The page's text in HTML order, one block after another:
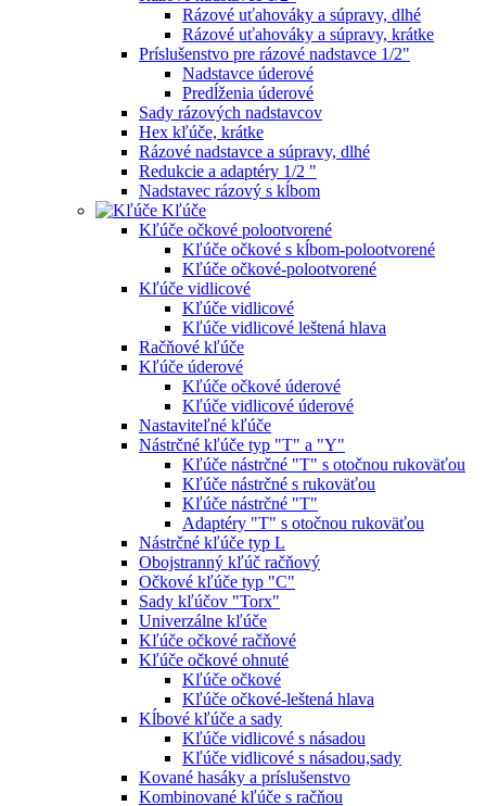
Rázové uťahováky a súpravy, dlhé
Rázové uťahováky a súpravy, krátke
Príslušenstvo pre rázové nadstavce 1/2"
Nadstavce úderové
Predĺženia úderové
Sady rázových nadstavcov
Hex kľúče, krátke
Rázové nadstavce a súpravy, dlhé
Redukcie a adaptéry 1/2 "
Nadstavec rázový s kĺbom
Kľúče
Kľúče očkové polootvorené
Kľúče očkové s kĺbom-polootvorené
Kľúče očkové-polootvorené
Kľúče vidlicové
Kľúče vidlicové
Kľúče vidlicové leštená hlava
Račňové kľúče
Kľúče úderové
Kľúče očkové úderové
Kľúče vidlicové úderové
Nastaviteľné kľúče
Nástrčné kľúče typ "T" a "Y"
Kľúče nástrčné "T" s otočnou rukoväťou
Kľúče nástrčné s rukoväťou
Kľúče nástrčné "T"
Adaptéry "T" s otočnou rukoväťou
Nástrčné kľúče typ L
Obojstranný kľúč račňový
Očkové kľúče typ "C"
Sady kľúčov "Torx"
Univerzálne kľúče
Kľúče očkové račňové
Kľúče očkové ohnuté
Kľúče očkové
Kľúče očkové-leštená hlava
Kĺbové kľúče a sady
Kľúče vidlicové s násadou
Kľúče vidlicové s násadou,sady
Kované hasáky a príslušenstvo
Kombinované kľúče s račňou